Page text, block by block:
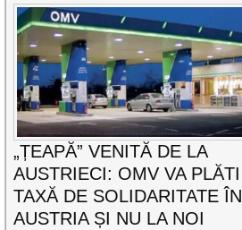
„ȚEAPĂ” VENITĂ DE LA
AUSTRIECI: OMV VA PLĂTI
TAXĂ DE SOLIDARITATE ÎN
AUSTRIA ȘI NU LA NOI